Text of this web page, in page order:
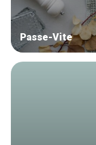
Passe-Vite